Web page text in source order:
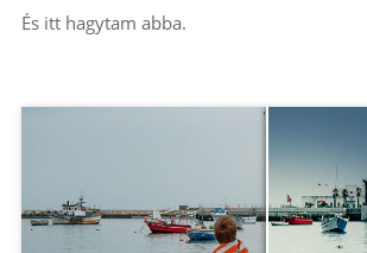
És itt hagytam abba.